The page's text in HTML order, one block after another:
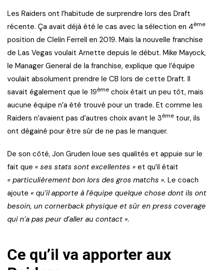
Les Raiders ont l’habitude de surprendre lors des Draft
récente. Ça avait déjà été le cas avec la sélection en 4ème
position de Clelin Ferrell en 2019. Mais la nouvelle franchise
de Las Vegas voulait Arnette depuis le début. Mike Mayock,
le Manager General de la franchise, explique que l’équipe
voulait absolument prendre le CB lors de cette Draft. Il
savait également que le 19ème choix était un peu tôt, mais
aucune équipe n’a été trouvé pour un trade. Et comme les
Raiders n’avaient pas d’autres choix avant le 3ème tour, ils
ont dégainé pour être sûr de ne pas le manquer.
De son côté, Jon Gruden loue ses qualités et appuie sur le
fait que « ses stats sont excellentes » et qu’il était
« particulièrement bon lors des gros matchs ». Le coach
ajoute « qu’il apporte à l’équipe quelque chose dont ils ont
besoin, un cornerback physique et sûr en press coverage
qui n’a pas peur d’aller au contact ».
Ce qu’il va apporter aux